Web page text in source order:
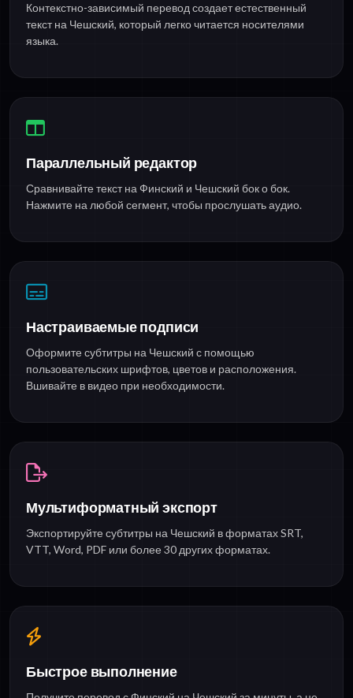
Контекстно-зависимый перевод создает естественный
текст на Чешский, который легко читается носителями
языка.
Параллельный редактор
Сравнивайте текст на Финский и Чешский бок о бок.
Нажмите на любой сегмент, чтобы прослушать аудио.
Настраиваемые подписи
Оформите субтитры на Чешский с помощью
пользовательских шрифтов, цветов и расположения.
Вшивайте в видео при необходимости.
Мультиформатный экспорт
Экспортируйте субтитры на Чешский в форматах SRT,
VTT, Word, PDF или более 30 других форматах.
Быстрое выполнение